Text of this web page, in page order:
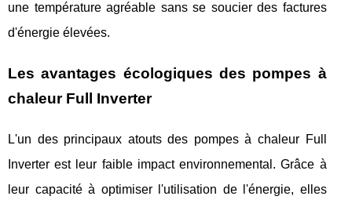
une température agréable sans se soucier des factures
d'énergie élevées.
Les avantages écologiques des pompes à
chaleur Full Inverter
L'un des principaux atouts des pompes à chaleur Full
Inverter est leur faible impact environnemental. Grâce à
leur capacité à optimiser l'utilisation de l'énergie, elles